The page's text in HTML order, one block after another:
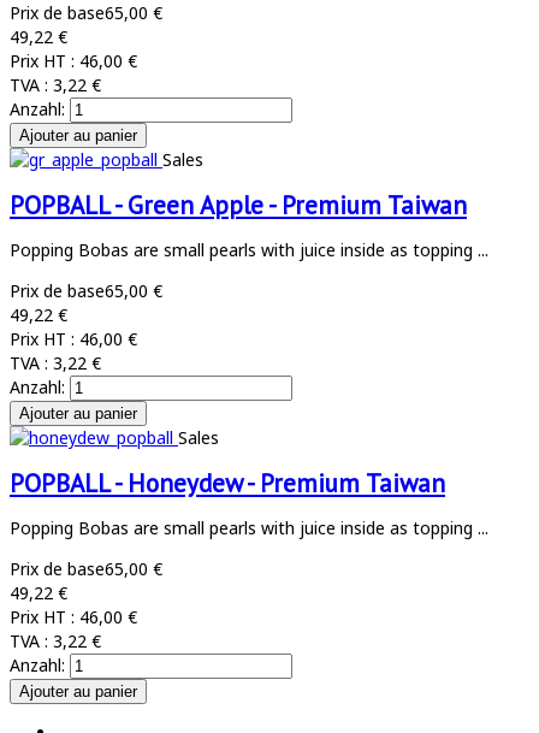
Prix de base65,00 €
49,22 €
Prix HT : 46,00 €
TVA : 3,22 €
Anzahl:
Sales
POPBALL - Green Apple - Premium Taiwan
Popping Bobas are small pearls with juice inside as topping ...
Prix de base65,00 €
49,22 €
Prix HT : 46,00 €
TVA : 3,22 €
Anzahl:
Sales
POPBALL - Honeydew - Premium Taiwan
Popping Bobas are small pearls with juice inside as topping ...
Prix de base65,00 €
49,22 €
Prix HT : 46,00 €
TVA : 3,22 €
Anzahl: